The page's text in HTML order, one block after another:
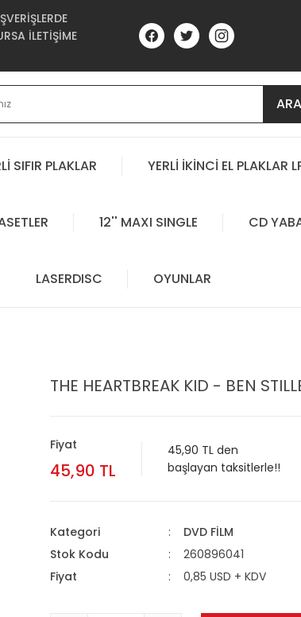
İLETİŞİME
ARA
SIFIR PLAKLAR YERLİ İKİNCİ EL PLAKLAR
12'' MAXI SINGLE CD
LASERDISC OYUNLAR
THE HEARTBREAK KID - BEN
Fiyat
45,90 TL
45,90 TL den
başlayan taksitlerle!!
Kategori
DVD FİLM
Stok Kodu
260896041
Fiyat
0,85 USD + KDV